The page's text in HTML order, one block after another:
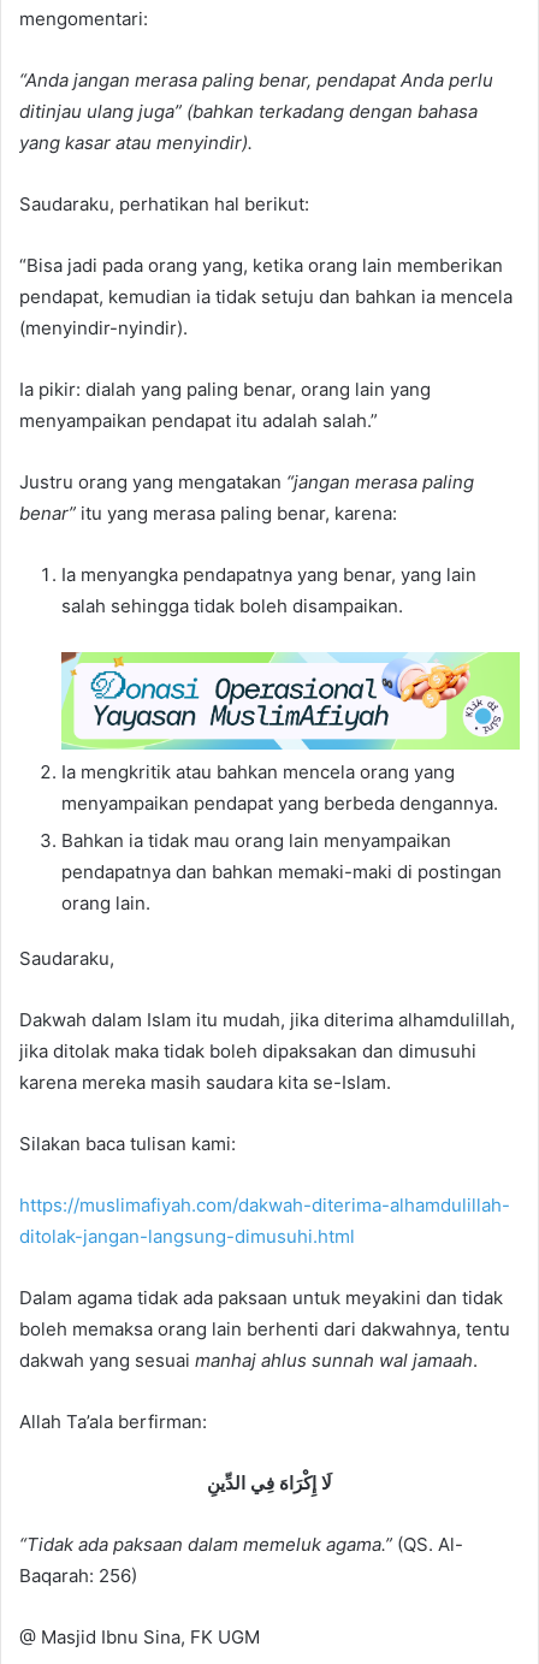
mengomentari:
“Anda jangan merasa paling benar, pendapat Anda perlu
ditinjau ulang juga” (bahkan terkadang dengan bahasa
yang kasar atau menyindir).
Saudaraku, perhatikan hal berikut:
“Bisa jadi pada orang yang, ketika orang lain memberikan
pendapat, kemudian ia tidak setuju dan bahkan ia mencela
(menyindir-nyindir).
Ia pikir: dialah yang paling benar, orang lain yang
menyampaikan pendapat itu adalah salah.”
Justru orang yang mengatakan “jangan merasa paling
benar” itu yang merasa paling benar, karena:
Ia menyangka pendapatnya yang benar, yang lain
salah sehingga tidak boleh disampaikan.
Ia mengkritik atau bahkan mencela orang yang
menyampaikan pendapat yang berbeda dengannya.
Bahkan ia tidak mau orang lain menyampaikan
pendapatnya dan bahkan memaki-maki di postingan
orang lain.
Saudaraku,
Dakwah dalam Islam itu mudah, jika diterima alhamdulillah,
jika ditolak maka tidak boleh dipaksakan dan dimusuhi
karena mereka masih saudara kita se-Islam.
Silakan baca tulisan kami:
https://muslimafiyah.com/dakwah-diterima-alhamdulillah-
ditolak-jangan-langsung-dimusuhi.html
Dalam agama tidak ada paksaan untuk meyakini dan tidak
boleh memaksa orang lain berhenti dari dakwahnya, tentu
dakwah yang sesuai manhaj ahlus sunnah wal jamaah.
Allah Ta’ala berfirman:
لَا إِكْرَاهَ فِي الدِّينِ
“Tidak ada paksaan dalam memeluk agama.” (QS. Al-
Baqarah: 256)
@ Masjid Ibnu Sina, FK UGM